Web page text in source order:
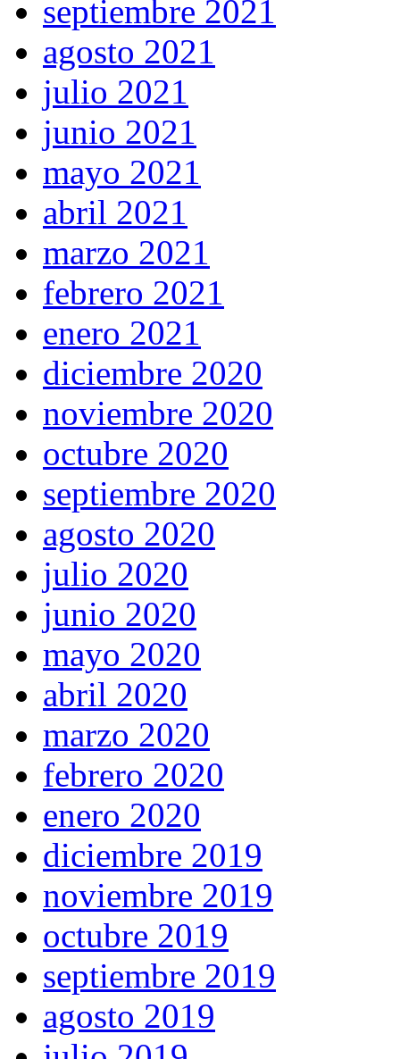
septiembre 2021
agosto 2021
julio 2021
junio 2021
mayo 2021
abril 2021
marzo 2021
febrero 2021
enero 2021
diciembre 2020
noviembre 2020
octubre 2020
septiembre 2020
agosto 2020
julio 2020
junio 2020
mayo 2020
abril 2020
marzo 2020
febrero 2020
enero 2020
diciembre 2019
noviembre 2019
octubre 2019
septiembre 2019
agosto 2019